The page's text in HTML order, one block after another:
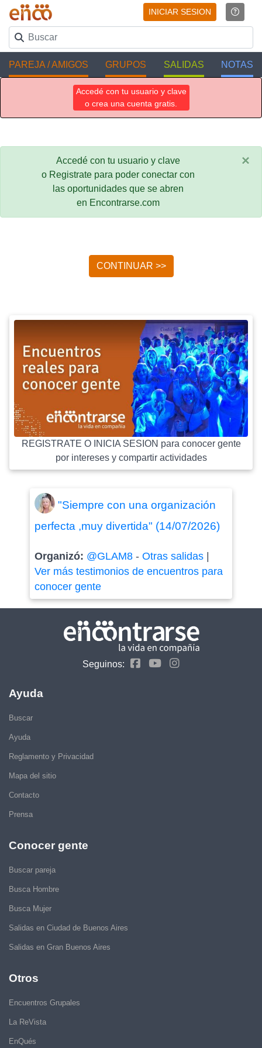
INICIAR SESION
PAREJA / AMIGOS GRUPOS SALIDAS NOTAS
Accedé con tu usuario y clave
o crea una cuenta gratis.
Accedé con tu usuario y clave
o Registrate para poder conectar con
las oportunidades que se abren
en Encontrarse.com
×
CONTINUAR >>
REGISTRATE O INICIA SESION para conocer gente
por intereses y compartir actividades
"Siempre con una organización
perfecta ,muy divertida" (14/07/2026)
Organizó: @GLAM8- Otras salidas|
Ver más testimonios de encuentros para
conocer gente
Seguinos:
Ayuda
Buscar
Ayuda
Reglamento y Privacidad
Mapa del sitio
Contacto
Prensa
Conocer gente
Buscar pareja
Busca Hombre
Busca Mujer
Salidas en Ciudad de Buenos Aires
Salidas en Gran Buenos Aires
Otros
Encuentros Grupales
La ReVista
EnQués